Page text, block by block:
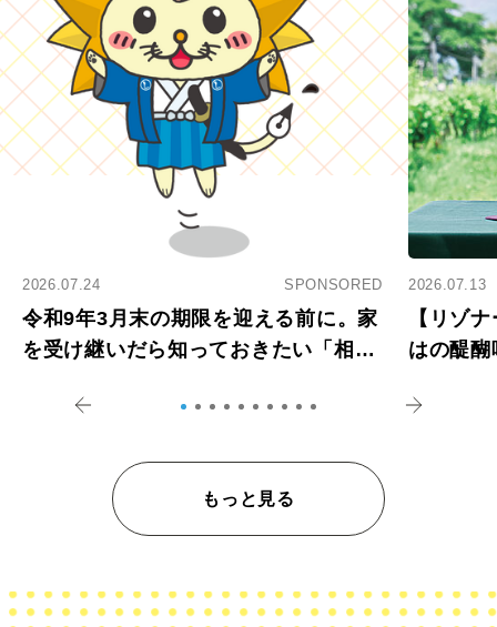
2026.07.24 SPONSORED
令和9年3月末の期限を迎える前に。家
を受け継いだら知っておきたい「相続
2026.07.13
【リゾ
はの醍
もっと見る